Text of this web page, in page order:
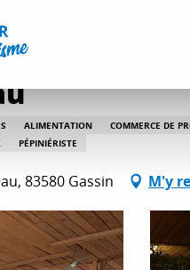
ALIMENTATION COMMERCE DE
PÉPINIÉRISTE
83580 Gassin M'y